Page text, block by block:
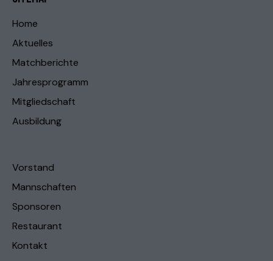
Home
Aktuelles
Matchberichte
Jahresprogramm
Mitgliedschaft
Ausbildung
Vorstand
Mannschaften
Sponsoren
Restaurant
Kontakt